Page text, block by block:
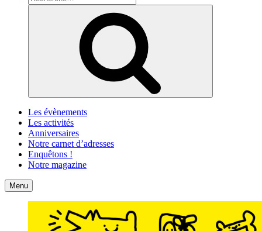
pour
Les évènements
Les activités
Anniversaires
Notre carnet d’adresses
Enquêtons !
Notre magazine
Accueil
Menu Contact